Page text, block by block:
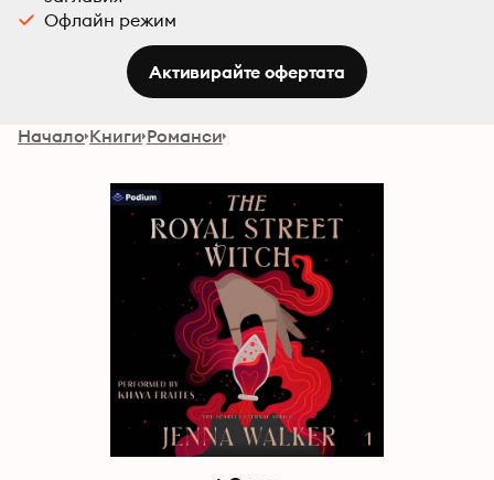
Офлайн режим
Активирайте офертата
Начало Книги Романси